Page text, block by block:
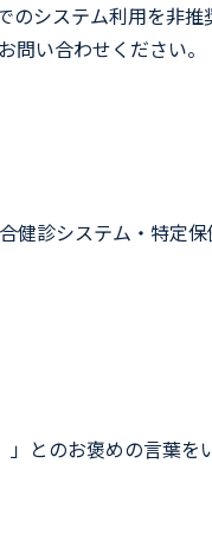
システム利用を非推
い合わせください。
健診システム・特定
とのお褒めの言葉を